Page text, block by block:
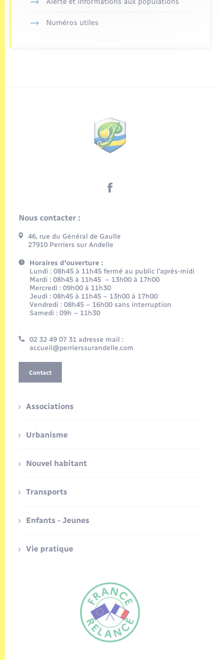
Numéros utiles
Nous contacter :
46, rue du Général de Gaulle
27910 Perriers sur Andelle
Horaires d'ouverture :
Lundi : 08h45 à 11h45 fermé au public l’après-midi
Mardi : 08h45 à 11h45 – 13h00 à 17h00
Mercredi : 09h00 à 11h30
Jeudi : 08h45 à 11h45 – 13h00 à 17h00
Vendredi : 08h45 – 16h00 sans interruption
Samedi : 09h – 11h30
02 32 49 07 31 adresse mail :
accueil@perrierssurandelle.com
Contact
Associations
Urbanisme
Nouvel habitant
Transports
Enfants - Jeunes
Vie pratique